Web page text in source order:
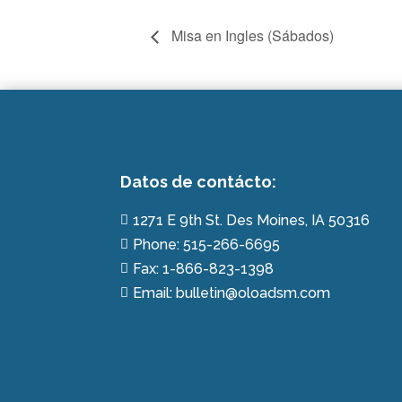
Misa en Ingles (Sábados)
Datos de contácto:
 1271 E 9th St. Des Moines, IA 50316
 Phone: 515-266-6695
 Fax: 1-866-823-1398
 Email: bulletin@oloadsm.com